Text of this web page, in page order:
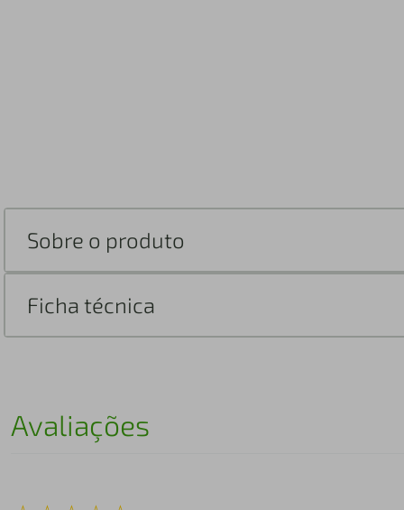
Sobre o produto
Ficha técnica
Avaliações